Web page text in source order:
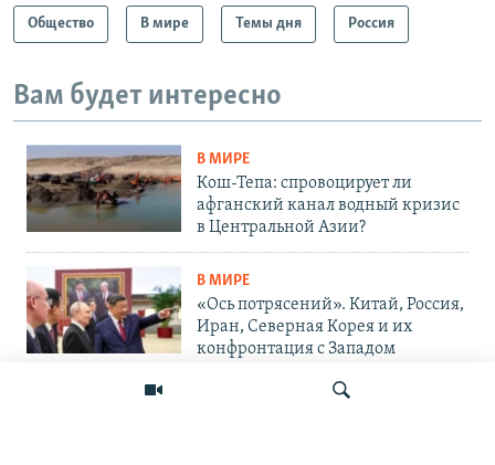
Общество В мире Темы дня Россия
Вам будет интересно
В МИРЕ
Кош-Тепа: спровоцирует ли
афганский канал водный кризис
в Центральной Азии?
В МИРЕ
«Ось потрясений». Китай, Россия,
Иран, Северная Корея и их
конфронтация с Западом